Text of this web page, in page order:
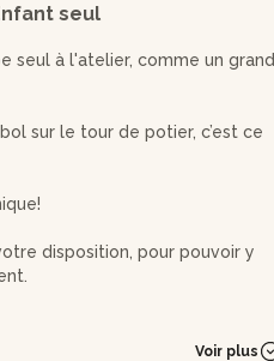
seul
seul à l'atelier, comme un grand
sur le tour de potier, c’est ce
disposition, pour pouvoir y
Voir plus